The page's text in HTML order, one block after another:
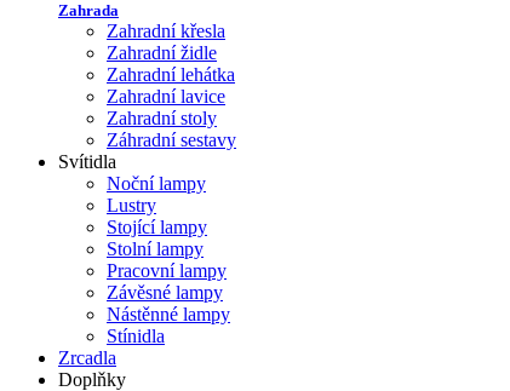
Zahrada
Zahradní křesla
Zahradní židle
Zahradní lehátka
Zahradní lavice
Zahradní stoly
Záhradní sestavy
Svítidla
Noční lampy
Lustry
Stojící lampy
Stolní lampy
Pracovní lampy
Závěsné lampy
Nástěnné lampy
Stínidla
Zrcadla
Doplňky